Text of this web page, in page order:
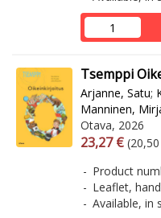
Tsemppi
Arjanne, Satu;
Manninen,
Otava, 2026
23,27 € Excl.
Product
Leaflet,
Available, in